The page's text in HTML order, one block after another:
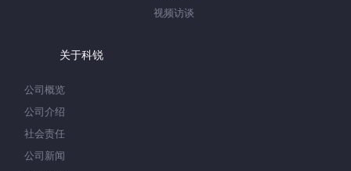
视频访谈
关于科锐
公司概览
公司介绍
社会责任
公司新闻